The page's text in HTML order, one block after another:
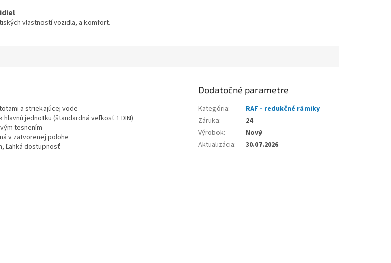
vlastností vozidla, a komfort.
a striekajúcej vode
jednotku (štandardná veľkosť 1 DIN)
tesnením
v zatvorenej polohe
Ľahká dostupnosť
Dodatočné parametre
Kategória:
RAF - redukčné rámiky
Záruka:
24
Výrobok:
Nový
Aktualizácia: 30.07.2026